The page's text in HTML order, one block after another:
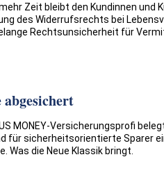
Zeit bleibt den Kundinnen und
des Widerrufsrechts bei
Rechtsunsicherheit für
MONEY-Versicherungsprofi
für sicherheitsorientierte Sparer
Was die Neue Klassik bringt.